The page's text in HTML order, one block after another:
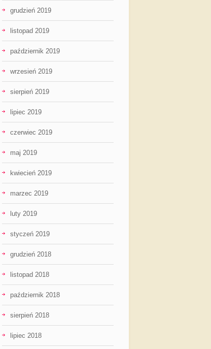
grudzień 2019
listopad 2019
październik 2019
wrzesień 2019
sierpień 2019
lipiec 2019
czerwiec 2019
maj 2019
kwiecień 2019
marzec 2019
luty 2019
styczeń 2019
grudzień 2018
listopad 2018
październik 2018
sierpień 2018
lipiec 2018